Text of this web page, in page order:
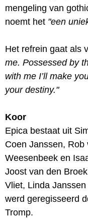
mengeling van
noemt het "een
Het refrein gaat als
me. Possessed by
with me I’ll make
your destiny."
Koor
Epica bestaat uit
Coen Janssen, Rob
Weesenbeek en
Joost van den
Vliet, Linda
werd geregisseerd
Tromp.